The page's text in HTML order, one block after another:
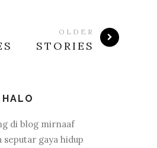
OLDER
STORIES
HALO
di blog mirnaaf
gaya hidup